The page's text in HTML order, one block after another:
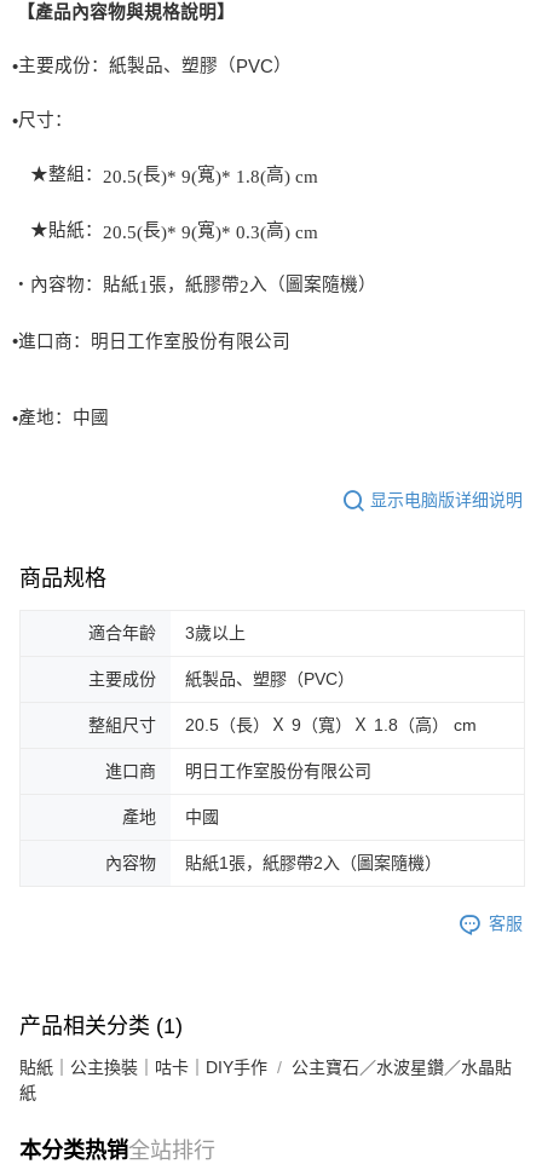
【產品內容物與規格說明】
•主要成份：紙製品、塑膠（ PVC）
•尺寸：
★整組： 20.5(長)* 9(寬)* 1.8(高) cm
★貼紙： 20.5(長)* 9(寬)* 0.3(高) cm
‧內容物：貼紙1 張，紙膠帶2入（圖案隨機）
•進口商：明日工作室股份有限公司
•產地：中國
显示电脑版详细说明
商品规格
適合年齡 3歲以上
主要成份 紙製品、塑膠（PVC）
整組尺寸 20.5（長）Ｘ 9（寬）Ｘ 1.8（高） cm
進口商 明日工作室股份有限公司
產地 中國
內容物 貼紙1張，紙膠帶2入（圖案隨機）
客服
产品相关分类 (1)
貼紙｜公主換裝｜咕卡｜DIY手作
公主寶石／水波星鑽／水晶貼
紙
本分类热销全站排行